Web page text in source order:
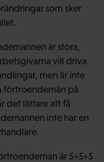
som sker
är stora,
vill driva
men är inte
förtroendemän på
det lättare att få
inte har en
är 5+5+5